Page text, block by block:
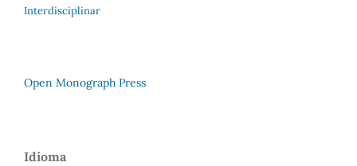
Interdisciplinar
Open Monograph Press
Idioma